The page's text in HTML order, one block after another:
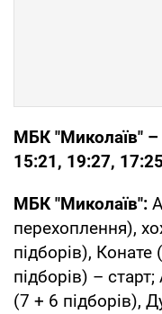
МБК "Миколаїв" –
15:21, 19:27,
МБК "Миколаїв":
перехоплення),
підборів),
підборів) –
(7 + 6 підборів),